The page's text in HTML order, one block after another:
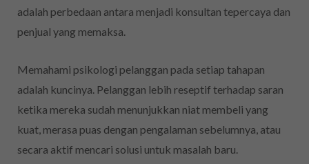
adalah perbedaan antara menjadi konsultan tepercaya dan
penjual yang memaksa.
Memahami psikologi pelanggan pada setiap tahapan
adalah kuncinya. Pelanggan lebih reseptif terhadap saran
ketika mereka sudah menunjukkan niat membeli yang
kuat, merasa puas dengan pengalaman sebelumnya, atau
secara aktif mencari solusi untuk masalah baru.